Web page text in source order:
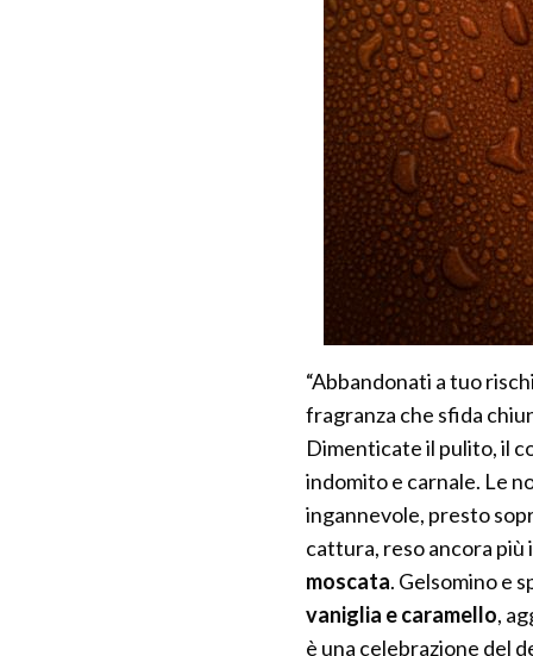
“Abbandonati a tuo
fragranza che sfida
Dimenticate il pulito, il
indomito e carnale. Le
ingannevole, presto
cattura, reso ancora
moscata. Gelsomino e
vaniglia e caramello,
è una celebrazione del